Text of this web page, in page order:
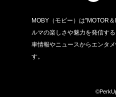
MOBY（モビー）は"MOTOR
ルマの楽しさや魅力を発信す
車情報やニュースからエンタ
す。